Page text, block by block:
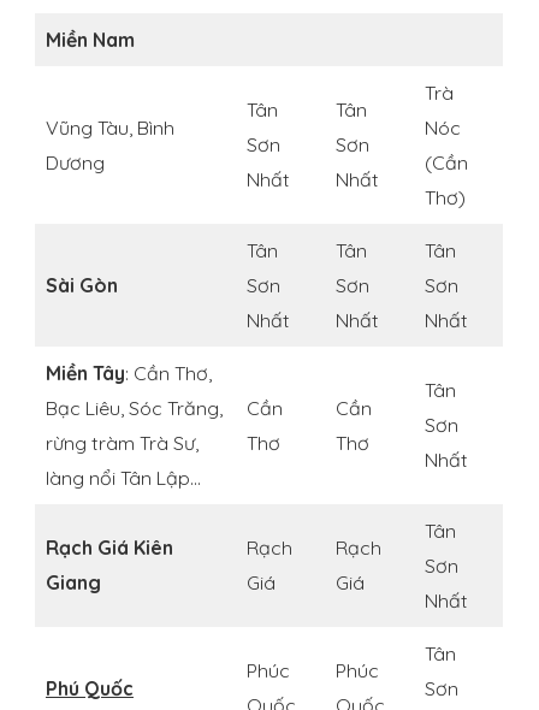
Miền Nam
Vũng Tàu, Bình
Dương
Tân
Sơn
Nhất
Tân
Sơn
Nhất
Trà
Nóc
(Cần
Thơ)
Sài Gòn
Tân
Sơn
Nhất
Tân
Sơn
Nhất
Tân
Sơn
Nhất
Miền Tây: Cần Thơ,
Bạc Liêu, Sóc Trăng,
rừng tràm Trà Sư,
làng nổi Tân Lập…
Cần
Thơ
Cần
Thơ
Tân
Sơn
Nhất
Rạch Giá Kiên
Giang
Rạch
Giá
Rạch
Giá
Tân
Sơn
Nhất
Phú Quốc
Phúc
Quốc
Phúc
Quốc
Tân
Sơn